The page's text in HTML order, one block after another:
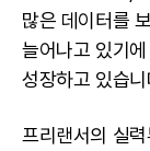
많은 데이터를
늘어나고 있기
성장하고 있습니
프리랜서의 실